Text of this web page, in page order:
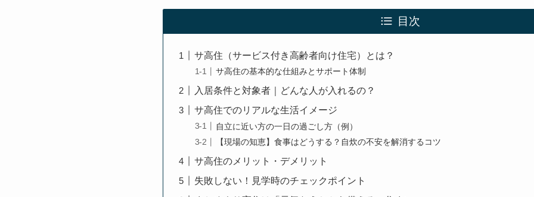
目次
サ高住（サービス付き高齢者向け住宅）とは？
サ高住の基本的な仕組みとサポート体制
入居条件と対象者｜どんな人が入れるの？
サ高住でのリアルな生活イメージ
自立に近い方の一日の過ごし方（例）
【現場の知恵】食事はどうする？自炊の不安を解消するコツ
サ高住のメリット・デメリット
失敗しない！見学時のチェックポイント